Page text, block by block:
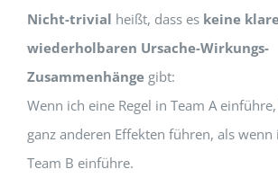
Nicht-trivial heißt, dass es keine
wiederholbaren Ursache-Wirkungs-
Zusammenhängegibt:
Wenn ich eine Regel in Team A
ganz anderen Effekten führen, als wenn
Team B einführe.